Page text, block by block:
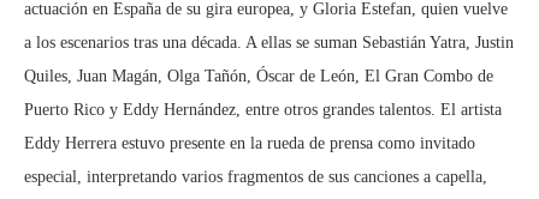
actuación en España de su gira europea, y Gloria Estefan, quien vuelve
a los escenarios tras una década. A ellas se suman Sebastián Yatra, Justin
Quiles, Juan Magán, Olga Tañón, Óscar de León, El Gran Combo de
Puerto Rico y Eddy Hernández, entre otros grandes talentos. El artista
Eddy Herrera estuvo presente en la rueda de prensa como invitado
especial, interpretando varios fragmentos de sus canciones a capella,